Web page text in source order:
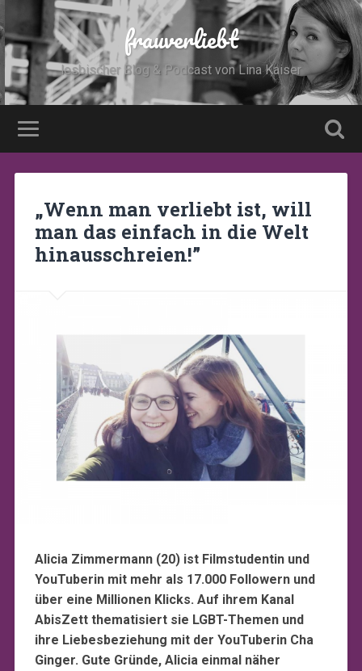
frauverliebt
lesbischer Blog & Podcast von Lina Kaiser
„Wenn man verliebt ist, will
man das einfach in die Welt
hinausschreien!”
Alicia Zimmermann (20) ist Filmstudentin und
YouTuberin mit mehr als 17.000 Followern und
über eine Millionen Klicks. Auf ihrem Kanal
AbisZett thematisiert sie LGBT-Themen und
ihre Liebesbeziehung mit der YouTuberin Cha
Ginger. Gute Gründe, Alicia einmal näher